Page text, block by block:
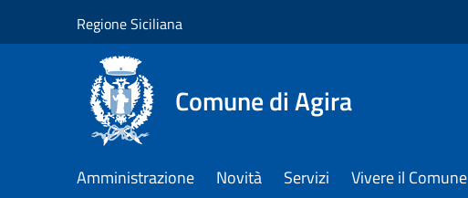
Regione Siciliana
Comune di Agira
Amministrazione Novità Servizi Vivere il Comune